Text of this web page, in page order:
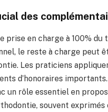
des
prise en charge à 100% du
le reste à charge peut
Les praticiens
d’honoraires
un rôle essentiel en
souvent exprimés